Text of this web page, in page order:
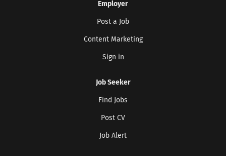
Employer
Post a Job
Content Marketing
Sign in
Job Seeker
Find Jobs
Post CV
Job Alert
Your information won't be shared with anyone.